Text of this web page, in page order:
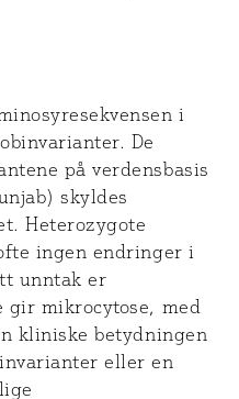
i
De
på verdensbasis
skyldes
Heterozygote
ingen endringer i
unntak er
gir mikrocytose, med
kliniske betydningen
eller en